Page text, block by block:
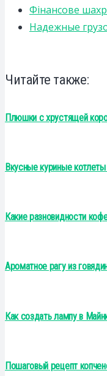
Фінансове
Надежные
Читайте также:
Плюшки с хрустящей
Вкусные куриные
Какие разновидности
Ароматное рагу из
Как создать лампу в
Пошаговый рецепт